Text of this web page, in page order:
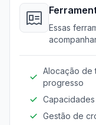
projetos
Essas
Alocação de
progresso
Gestão de